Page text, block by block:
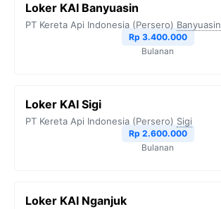
Loker KAI Banyuasin
PT Kereta Api Indonesia (Persero) Banyuasin
Rp 3.400.000
Bulanan
Loker KAI Sigi
PT Kereta Api Indonesia (Persero) Sigi
Rp 2.600.000
Bulanan
Loker KAI Nganjuk